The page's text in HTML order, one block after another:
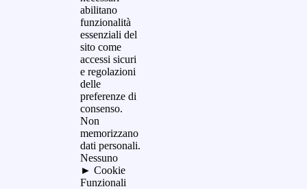
abilitano
funzionalità
essenziali del
sito come
accessi sicuri
e regolazioni
delle
preferenze di
consenso.
Non
memorizzano
dati personali.
Nessuno
► Cookie
Funzionali